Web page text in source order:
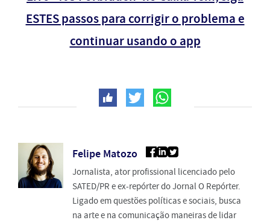
ESTES passos para corrigir o problema e
continuar usando o app
Felipe Matozo
Jornalista, ator profissional licenciado pelo
SATED/PR e ex-repórter do Jornal O Repórter.
Ligado em questões políticas e sociais, busca
na arte e na comunicação maneiras de lidar